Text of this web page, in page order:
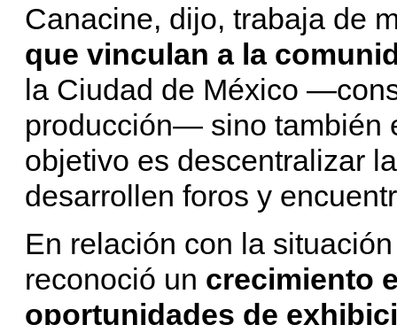
Canacine, dijo, trabaja de
que vinculan a la
la Ciudad de México
producción— sino también
objetivo es descentralizar
desarrollen foros y
En relación con la
reconoció un crecimiento
oportunidades de